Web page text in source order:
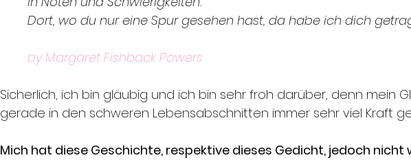
Dort, wo du nur eine Spur gesehen hast, da habe ich dich
by Margaret Fishback Powers
Sicherlich, ich bin gläubig und ich bin sehr froh darüber, denn mein
gerade in den schweren Lebensabschnitten immer sehr viel Kraft
Mich hat diese Geschichte, respektive dieses Gedicht, jedoch